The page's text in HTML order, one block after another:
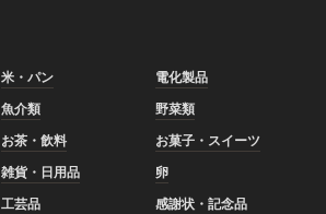
米・パン
電化製品
魚介類
野菜類
お茶・飲料
お菓子・スイーツ
雑貨・日用品
卵
工芸品
感謝状・記念品